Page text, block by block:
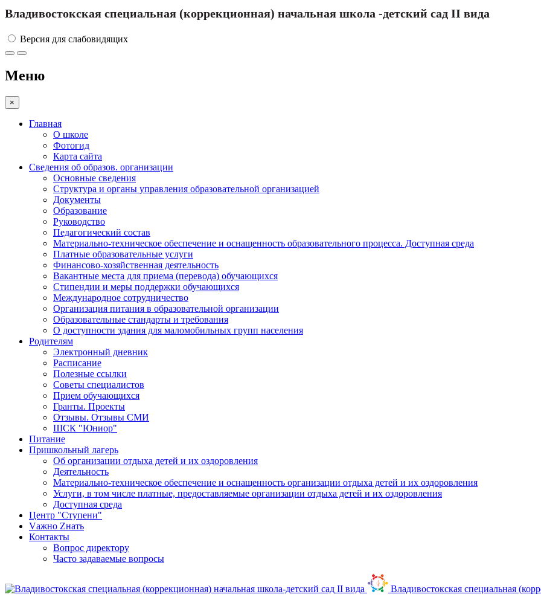
Владивостокская специальная (коррекционная) начальная школа -детский сад II вида
Версия для слабовидящих
Меню
×
Главная
О школе
Фотогид
Карта сайта
Сведения об образов. организации
Основные сведения
Структура и органы управления образовательной организацией
Документы
Образование
Руководство
Педагогический состав
Материально-техническое обеспечение и оснащенность образовательного процесса. Доступная среда
Платные образовательные услуги
Финансово-хозяйственная деятельность
Вакантные места для приема (перевода) обучающихся
Стипендии и меры поддержки обучающихся
Международное сотрудничество
Организация питания в образовательной организации
Образовательные стандарты и требования
О доступности здания для маломобильных групп населения
Родителям
Электронный дневник
Расписание
Полезные ссылки
Советы специалистов
Прием обучающихся
Гранты. Проекты
Отзывы. Отзывы СМИ
ШСК "Юниор"
Питание
Пришкольный лагерь
Об организации отдыха детей и их оздоровления
Деятельность
Материально-техническое обеспечение и оснащенность организации отдыха детей и их оздоровления
Услуги, в том числе платные, предоставляемые организации отдыха детей и их оздоровления
Доступная среда
Центр "Ступени"
Vажно Zнать
Контакты
Вопрос директору
Часто задаваемые вопросы
Владивостокская специальная